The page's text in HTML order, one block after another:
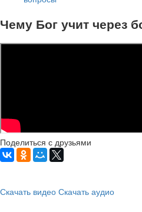
Чему Бог учит через
Поделиться с друзьями
Скачать видео Скачать аудио